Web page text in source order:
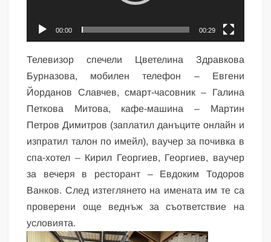
00:00 00:29
Телевизор спечели Цветелина Здравкова
Бурназова, мобилен телефон – Евгени
Йорданов Славчев, смарт-часовник – Галина
Петкова Митова, кафе-машина – Мартин
Петров Димитров (заплатил данъците онлайн и
изпратил талон по имейл), ваучер за почивка в
спа-хотел – Кирил Георгиев, Георгиев, ваучер
за вечеря в ресторант – Евдоким Тодоров
Ванков. След изтеглянето на имената им те са
проверени още веднъж за съответствие на
условията.